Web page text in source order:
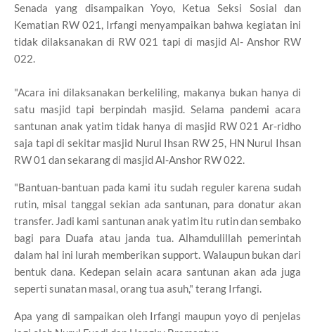
Senada yang disampaikan Yoyo, Ketua Seksi Sosial dan
Kematian RW 021, Irfangi menyampaikan bahwa kegiatan ini
tidak dilaksanakan di RW 021 tapi di masjid Al- Anshor RW
022.
"Acara ini dilaksanakan berkeliling, makanya bukan hanya di
satu masjid tapi berpindah masjid. Selama pandemi acara
santunan anak yatim tidak hanya di masjid RW 021 Ar-ridho
saja tapi di sekitar masjid Nurul Ihsan RW 25, HN Nurul Ihsan
RW 01 dan sekarang di masjid Al-Anshor RW 022.
"Bantuan-bantuan pada kami itu sudah reguler karena sudah
rutin, misal tanggal sekian ada santunan, para donatur akan
transfer. Jadi kami santunan anak yatim itu rutin dan sembako
bagi para Duafa atau janda tua. Alhamdulillah pemerintah
dalam hal ini lurah memberikan support. Walaupun bukan dari
bentuk dana. Kedepan selain acara santunan akan ada juga
seperti sunatan masal, orang tua asuh," terang Irfangi.
Apa yang di sampaikan oleh Irfangi maupun yoyo di penjelas